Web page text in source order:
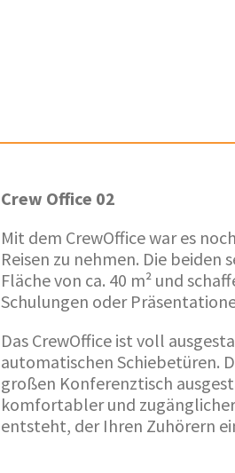
Crew Office 02
Mit dem CrewOffice war es
Reisen zu nehmen. Die
Fläche von ca. 40 m² und
Schulungen oder
Das CrewOffice ist voll
automatischen Schiebetüren.
großen Konferenztisch
komfortabler und
entsteht, der Ihren Zuhörern